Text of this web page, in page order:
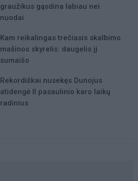
graužikus gąsdina labiau nei
nuodai
Kam reikalingas trečiasis skalbimo
mašinos skyrelis: daugelis jį
sumaišo
Rekordiškai nusekęs Dunojus
atidengė II pasaulinio karo laikų
radinius